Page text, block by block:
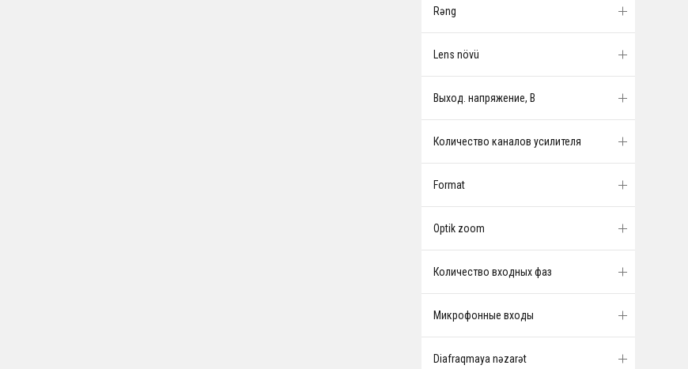
Rəng
Lens növü
Выход. напряжение, В
Количество каналов усилителя
Format
Optik zoom
Количество входных фаз
Микрофонные входы
Diafraqmaya nəzarət